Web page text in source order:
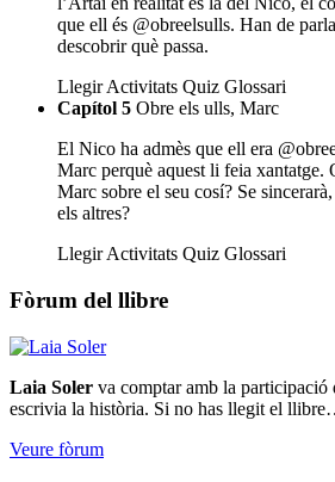
que ell és @obreelsulls. Han de
descobrir què passa.
Llegir Activitats Quiz Glossari
Capítol 5 Obre els ulls, Marc
El Nico ha admès que ell era
Marc perquè aquest li feia xantatge.
Marc sobre el seu cosí? Se
els altres?
Llegir Activitats Quiz Glossari
Fòrum del llibre
Laia Soler va comptar amb la participació
escrivia la història. Si no has llegit el
Veure fòrum